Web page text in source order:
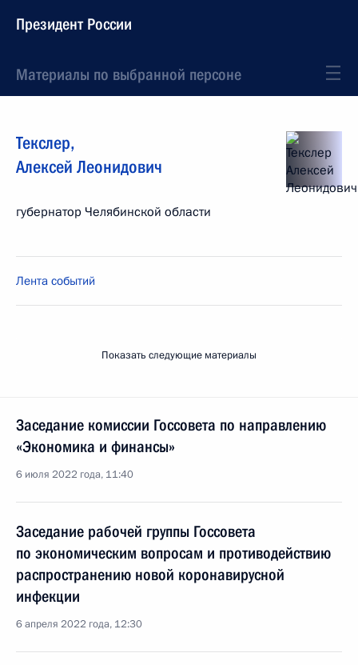
Президент России
Материалы по выбранной персоне
Текслер,
Алексей Леонидович
губернатор Челябинской области
Лента событий
Показать следующие материалы
Заседание комиссии Госсовета по направлению
«Экономика и финансы»
6 июля 2022 года, 11:40
Заседание рабочей группы Госсовета
по экономическим вопросам и противодействию
распространению новой коронавирусной
инфекции
6 апреля 2022 года, 12:30